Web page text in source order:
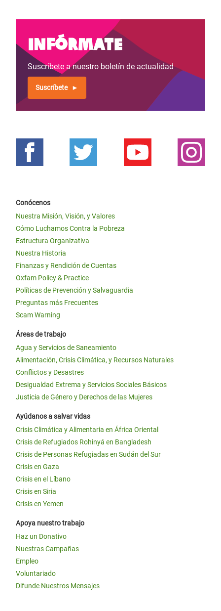
Infórmate
Suscríbete a nuestro boletín de actualidad
Suscríbete
Conócenos
Nuestra Misión, Visión, y Valores
Cómo Luchamos Contra la Pobreza
Estructura Organizativa
Nuestra Historia
Finanzas y Rendición de Cuentas
Oxfam Policy & Practice
Políticas de Prevención y Salvaguardia
Preguntas más Frecuentes
Scam Warning
Áreas de trabajo
Agua y Servicios de Saneamiento
Alimentación, Crisis Climática, y Recursos Naturales
Conflictos y Desastres
Desigualdad Extrema y Servicios Sociales Básicos
Justicia de Género y Derechos de las Mujeres
Ayúdanos a salvar vidas
Crisis Climática y Alimentaria en África Oriental
Crisis de Refugiados Rohinyá en Bangladesh
Crisis de Personas Refugiadas en Sudán del Sur
Crisis en Gaza
Crisis en el Líbano
Crisis en Siria
Crisis en Yemen
Apoya nuestro trabajo
Haz un Donativo
Nuestras Campañas
Empleo
Voluntariado
Difunde Nuestros Mensajes